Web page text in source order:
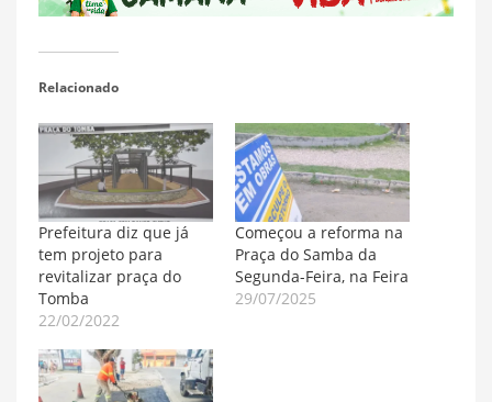
Relacionado
Prefeitura diz que já
tem projeto para
revitalizar praça do
Tomba
22/02/2022
Começou a reforma na
Praça do Samba da
Segunda-Feira, na Feira
29/07/2025